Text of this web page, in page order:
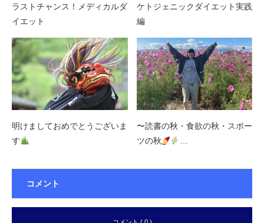
ラストチャンス！メディカルダ
イエット
ケトジェニックダイエット実践
編
明けましておめでとうございま
す
〜読書の秋・食欲の秋・スポー
ツの秋
…
コメント